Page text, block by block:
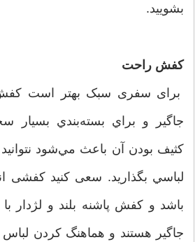
بشویید.
کفش راحت
برای سفری سبک بهتر است
جاگير و براي بسته‌بندي
كثيف بودن آن باعث مي‌شود
لباسي بگذاريد. سعی کنید کفشی
باشد و كفش پاشنه بلند و لژدار با
جاگير هستند و هماهنگ كردن